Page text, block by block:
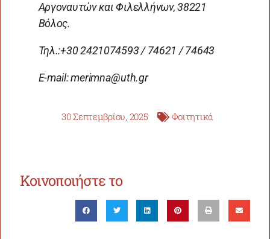
Αργοναυτών και Φιλελλήνων, 38221
Βόλος.
Τηλ.:+30 2421074593 / 74621 / 74643
Ε-mail: merimna@uth.gr
30 Σεπτεμβρίου, 2025 Φοιτητικά
Κοινοποιήστε το